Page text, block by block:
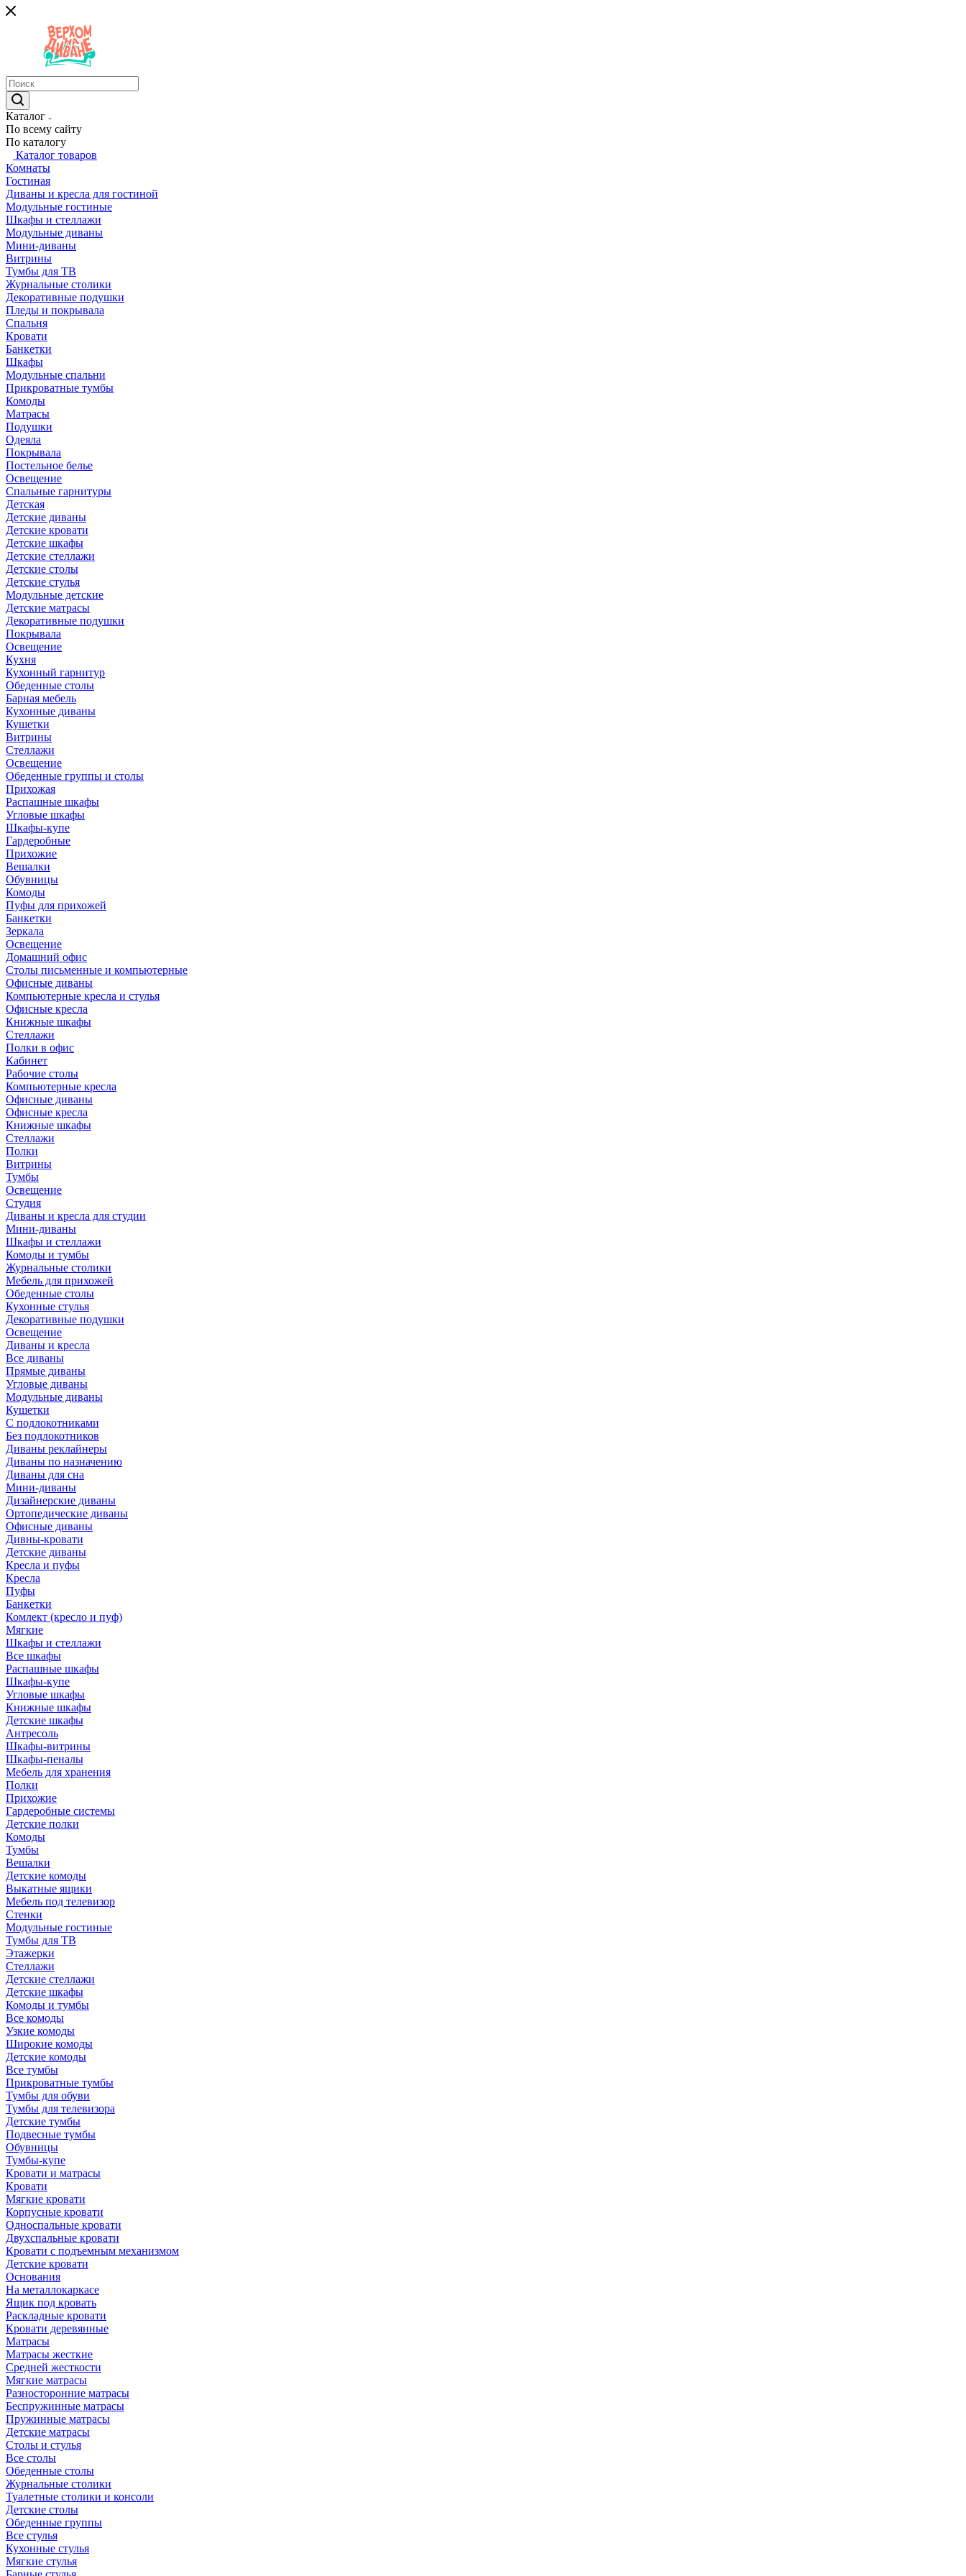
Каталог
По всему сайту
По каталогу
Каталог товаров
Комнаты
Гостиная
Диваны и кресла для гостиной
Модульные гостиные
Шкафы и стеллажи
Модульные диваны
Мини-диваны
Витрины
Тумбы для ТВ
Журнальные столики
Декоративные подушки
Пледы и покрывала
Спальня
Кровати
Банкетки
Шкафы
Модульные спальни
Прикроватные тумбы
Комоды
Матрасы
Подушки
Одеяла
Покрывала
Постельное белье
Освещение
Спальные гарнитуры
Детская
Детские диваны
Детские кровати
Детские шкафы
Детские стеллажи
Детские столы
Детские стулья
Модульные детские
Детские матрасы
Декоративные подушки
Покрывала
Освещение
Кухня
Кухонный гарнитур
Обеденные столы
Барная мебель
Кухонные диваны
Кушетки
Витрины
Стеллажи
Освещение
Обеденные группы и столы
Прихожая
Распашные шкафы
Угловые шкафы
Шкафы-купе
Гардеробные
Прихожие
Вешалки
Обувницы
Комоды
Пуфы для прихожей
Банкетки
Зеркала
Освещение
Домашний офис
Столы письменные и компьютерные
Офисные диваны
Компьютерные кресла и стулья
Офисные кресла
Книжные шкафы
Стеллажи
Полки в офис
Кабинет
Рабочие столы
Компьютерные кресла
Офисные диваны
Офисные кресла
Книжные шкафы
Стеллажи
Полки
Витрины
Тумбы
Освещение
Студия
Диваны и кресла для студии
Мини-диваны
Шкафы и стеллажи
Комоды и тумбы
Журнальные столики
Мебель для прихожей
Обеденные столы
Кухонные стулья
Декоративные подушки
Освещение
Диваны и кресла
Все диваны
Прямые диваны
Угловые диваны
Модульные диваны
Кушетки
С подлокотниками
Без подлокотников
Диваны реклайнеры
Диваны по назначению
Диваны для сна
Мини-диваны
Дизайнерские диваны
Ортопедические диваны
Офисные диваны
Дивны-кровати
Детские диваны
Кресла и пуфы
Кресла
Пуфы
Банкетки
Комлект (кресло и пуф)
Мягкие
Шкафы и стеллажи
Все шкафы
Распашные шкафы
Шкафы-купе
Угловые шкафы
Книжные шкафы
Детские шкафы
Антресоль
Шкафы-витрины
Шкафы-пеналы
Мебель для хранения
Полки
Прихожие
Гардеробные системы
Детские полки
Комоды
Тумбы
Вешалки
Детские комоды
Выкатные ящики
Мебель под телевизор
Стенки
Модульные гостиные
Тумбы для ТВ
Этажерки
Стеллажи
Детские стеллажи
Детские шкафы
Комоды и тумбы
Все комоды
Узкие комоды
Широкие комоды
Детские комоды
Все тумбы
Прикроватные тумбы
Тумбы для обуви
Тумбы для телевизора
Детские тумбы
Подвесные тумбы
Обувницы
Тумбы-купе
Кровати и матрасы
Кровати
Мягкие кровати
Корпусные кровати
Односпальные кровати
Двухспальные кровати
Кровати с подъемным механизмом
Детские кровати
Основания
На металлокаркасе
Ящик под кровать
Раскладные кровати
Кровати деревянные
Матрасы
Матрасы жесткие
Средней жесткости
Мягкие матрасы
Разносторонние матрасы
Беспружинные матрасы
Пружинные матрасы
Детские матрасы
Столы и стулья
Все столы
Обеденные столы
Журнальные столики
Туалетные столики и консоли
Детские столы
Обеденные группы
Все стулья
Кухонные стулья
Мягкие стулья